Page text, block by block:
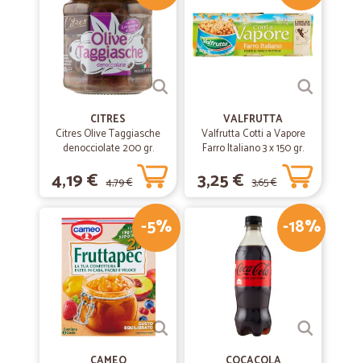
CITRES
Citres Olive Taggiasche
denocciolate 200 gr.
4,19 € 4,79 €
VALFRUTTA
Valfrutta Cotti a Vapore
Farro Italiano 3 x 150 gr.
3,25 € 3,65 €
-5% -18%